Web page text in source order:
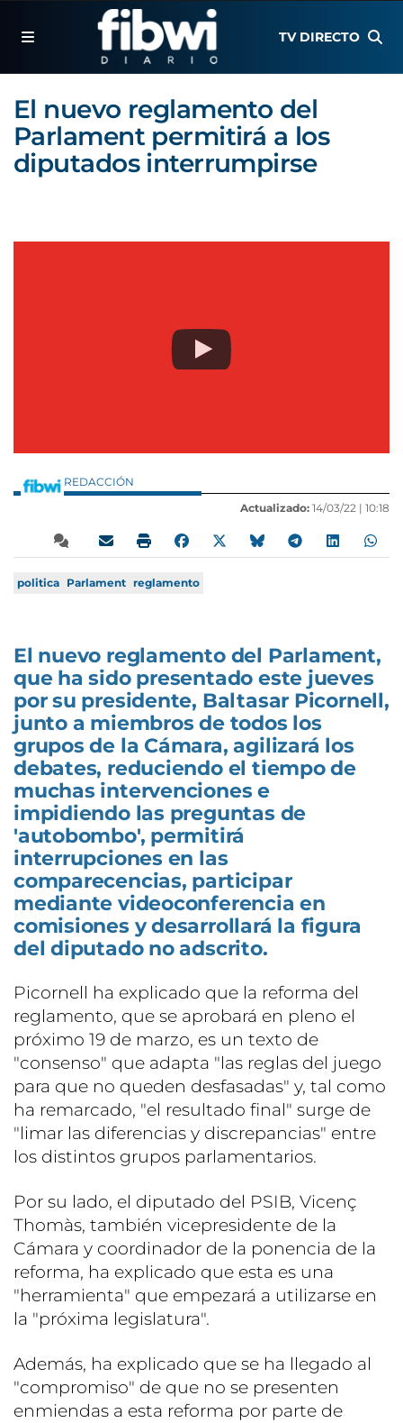
TV DIRECTO
El nuevo reglamento del
Parlament permitirá a los
diputados interrumpirse
REDACCIÓN
Actualizado: 14/03/22 | 10:18
politica Parlament reglamento
El nuevo reglamento del Parlament,
que ha sido presentado este jueves
por su presidente, Baltasar Picornell,
junto a miembros de todos los
grupos de la Cámara, agilizará los
debates, reduciendo el tiempo de
muchas intervenciones e
impidiendo las preguntas de
'autobombo', permitirá
interrupciones en las
comparecencias, participar
mediante videoconferencia en
comisiones y desarrollará la figura
del diputado no adscrito.
Picornell ha explicado que la reforma del
reglamento, que se aprobará en pleno el
próximo 19 de marzo, es un texto de
"consenso" que adapta "las reglas del juego
para que no queden desfasadas" y, tal como
ha remarcado, "el resultado final" surge de
"limar las diferencias y discrepancias" entre
los distintos grupos parlamentarios.
Por su lado, el diputado del PSIB, Vicenç
Thomàs, también vicepresidente de la
Cámara y coordinador de la ponencia de la
reforma, ha explicado que esta es una
"herramienta" que empezará a utilizarse en
la "próxima legislatura".
Además, ha explicado que se ha llegado al
"compromiso" de que no se presenten
enmiendas a esta reforma por parte de